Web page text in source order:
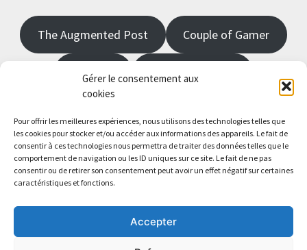
Gérer le consentement aux
cookies
Pour offrir les meilleures expériences, nous utilisons des technologies telles que
les cookies pour stocker et/ou accéder aux informations des appareils. Le fait de
consentir à ces technologies nous permettra de traiter des données telles que le
comportement de navigation ou les ID uniques sur ce site. Le fait de ne pas
consentir ou de retirer son consentement peut avoir un effet négatif sur certaines
caractéristiques et fonctions.
Accepter
The Augmented Post Couple of Gamer
JRPGFR State of Gaming
Saisissez votre adresse e-mail…
Abonnez-vous